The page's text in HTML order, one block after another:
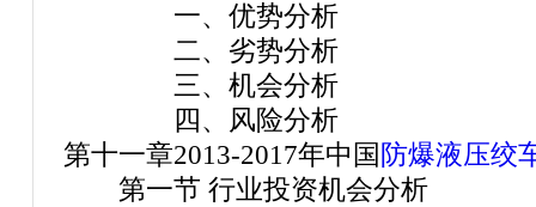
一、优势分析
二、劣势分析
三、机会分析
四、风险分析
第十一章2013-2017年中国 防爆液压绞
第一节 行业投资机会分析